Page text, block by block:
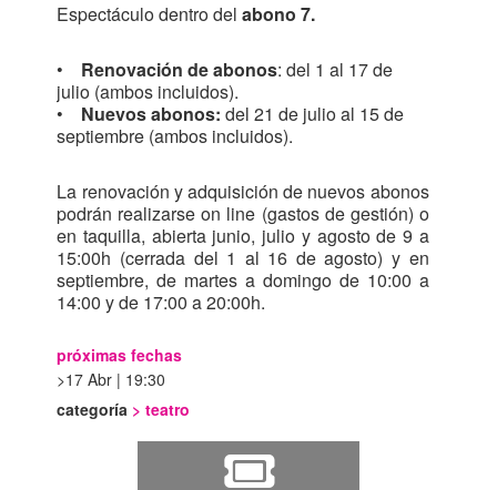
categoría >teatro
próximas fechas
17 Abr | 19:30
Espectáculo dentro delabono 7.
• Renovación de abonos: del 1 al 17 de
julio (ambos incluidos).
• Nuevos abonos: del 21 de julio al 15 de
septiembre (ambos incluidos).
La renovación y adquisición de nuevos abonos
podrán realizarse on line (gastos de gestión) o
en taquilla, abierta junio, julio y agosto de 9 a
15:00h (cerrada del 1 al 16 de agosto) y en
septiembre, de martes a domingo de 10:00 a
14:00 y de 17:00 a 20:00h.